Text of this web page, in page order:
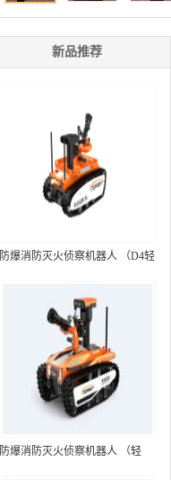
新品推荐
防爆消防灭火侦察机器人 （D4轻
防爆消防灭火侦察机器人 （轻